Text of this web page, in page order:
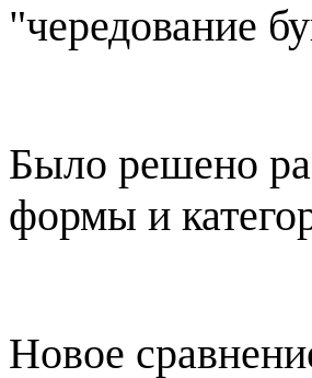
"чередование
Было решено
формы и
Новое